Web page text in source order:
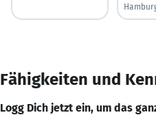
Fähigkeiten und
Logg Dich jetzt ein, um das